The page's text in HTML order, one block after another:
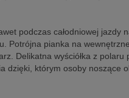
podczas całodniowej jazdy
Potrójna pianka na
Delikatna wyściółka z
dzięki, którym osoby noszące